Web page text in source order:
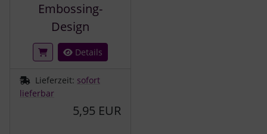
Embossing-
Design
Details
Lieferzeit: sofort
lieferbar
5,95 EUR